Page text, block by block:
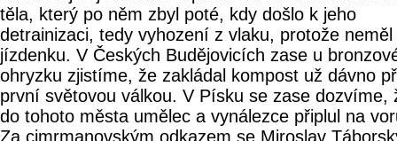
těla, který po něm zbyl poté, kdy došlo k jeho
detrainizaci, tedy vyhození z vlaku, protože neměl
jízdenku. V Českých Budějovicích zase u
ohryzku zjistíme, že zakládal kompost už dávno
první světovou válkou. V Písku se zase dozvíme,
do tohoto města umělec a vynálezce připlul na
Za cimrmanovským odkazem se Miroslav